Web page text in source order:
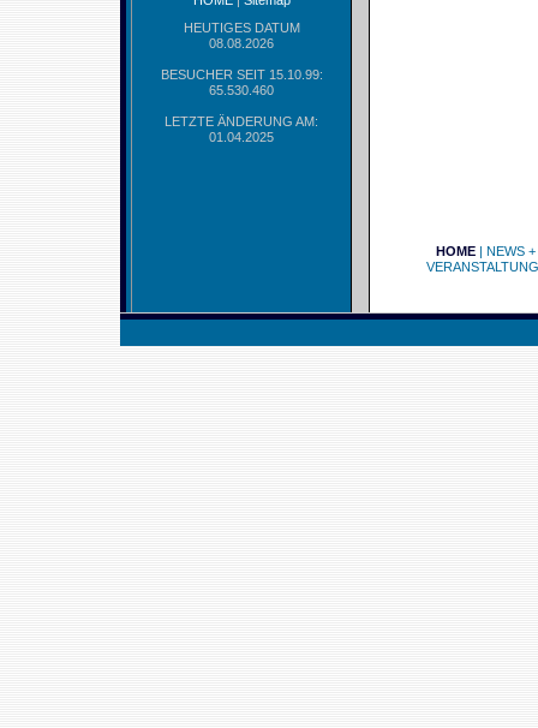
HEUTIGES DATUM
08.08.2026
BESUCHER SEIT 15.10.99:
65.530.460
LETZTE ÄNDERUNG AM:
01.04.2025
HOME| NEWS